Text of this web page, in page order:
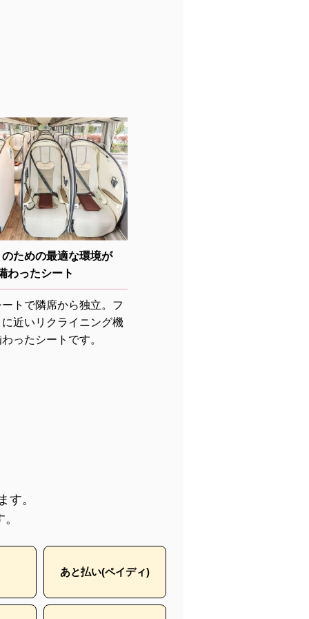
ための最適な環境が
わったシート
トで隣席から独立。フ
近いリクライニング機
ったシートです。
す。
あと払い(ペイディ)